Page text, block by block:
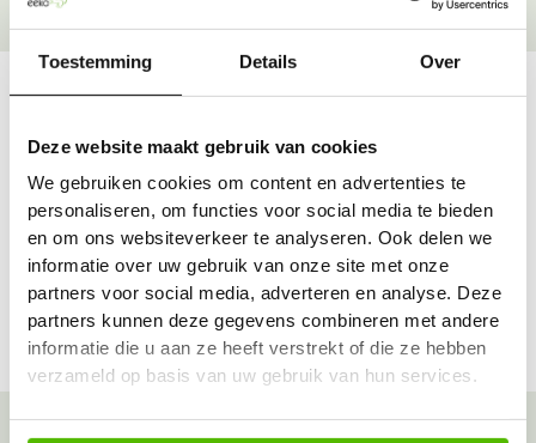
Toestemming Details Over
Deze website maakt gebruik van cookies
We gebruiken cookies om content en advertenties te
personaliseren, om functies voor social media te bieden
en om ons websiteverkeer te analyseren. Ook delen we
informatie over uw gebruik van onze site met onze
partners voor social media, adverteren en analyse. Deze
partners kunnen deze gegevens combineren met andere
informatie die u aan ze heeft verstrekt of die ze hebben
verzameld op basis van uw gebruik van hun services.
Vraag & antwoord
De meest voorkomende vragen over onze dienst vind
je hier.
Bekijk alle antwoorden